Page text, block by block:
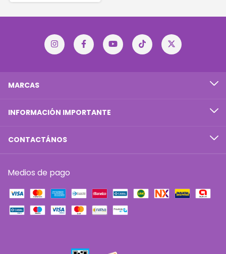
MARCAS
INFORMACIÓN IMPORTANTE
CONTACTÁNOS
Medios de pago